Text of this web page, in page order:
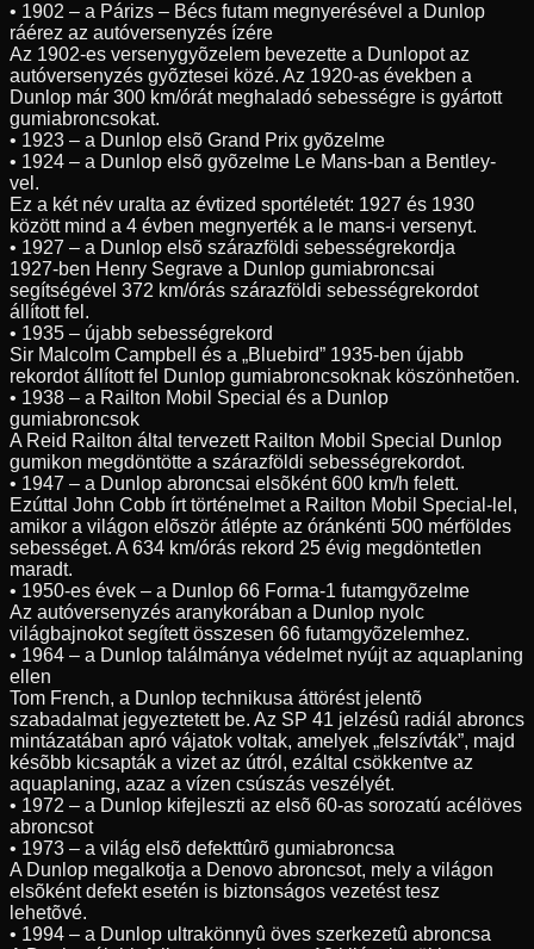
• 1902 – a Párizs – Bécs futam megnyerésével a Dunlop
ráérez az autóversenyzés ízére
Az 1902-es versenygyõzelem bevezette a Dunlopot az
autóversenyzés gyõztesei közé. Az 1920-as években a
Dunlop már 300 km/órát meghaladó sebességre is gyártott
gumiabroncsokat.
• 1923 – a Dunlop elsõ Grand Prix gyõzelme
• 1924 – a Dunlop elsõ gyõzelme Le Mans-ban a Bentley-
vel.
Ez a két név uralta az évtized sportéletét: 1927 és 1930
között mind a 4 évben megnyerték a le mans-i versenyt.
• 1927 – a Dunlop elsõ szárazföldi sebességrekordja
1927-ben Henry Segrave a Dunlop gumiabroncsai
segítségével 372 km/órás szárazföldi sebességrekordot
állított fel.
• 1935 – újabb sebességrekord
Sir Malcolm Campbell és a „Bluebird” 1935-ben újabb
rekordot állított fel Dunlop gumiabroncsoknak köszönhetõen.
• 1938 – a Railton Mobil Special és a Dunlop
gumiabroncsok
A Reid Railton által tervezett Railton Mobil Special Dunlop
gumikon megdöntötte a szárazföldi sebességrekordot.
• 1947 – a Dunlop abroncsai elsõként 600 km/h felett.
Ezúttal John Cobb írt történelmet a Railton Mobil Special-lel,
amikor a világon elõször átlépte az óránkénti 500 mérföldes
sebességet. A 634 km/órás rekord 25 évig megdöntetlen
maradt.
• 1950-es évek – a Dunlop 66 Forma-1 futamgyõzelme
Az autóversenyzés aranykorában a Dunlop nyolc
világbajnokot segített összesen 66 futamgyõzelemhez.
• 1964 – a Dunlop találmánya védelmet nyújt az aquaplaning
ellen
Tom French, a Dunlop technikusa áttörést jelentõ
szabadalmat jegyeztetett be. Az SP 41 jelzésû radiál abroncs
mintázatában apró vájatok voltak, amelyek „felszívták”, majd
késõbb kicsapták a vizet az útról, ezáltal csökkentve az
aquaplaning, azaz a vízen csúszás veszélyét.
• 1972 – a Dunlop kifejleszti az elsõ 60-as sorozatú acélöves
abroncsot
• 1973 – a világ elsõ defekttûrõ gumiabroncsa
A Dunlop megalkotja a Denovo abroncsot, mely a világon
elsõként defekt esetén is biztonságos vezetést tesz
lehetõvé.
• 1994 – a Dunlop ultrakönnyû öves szerkezetû abroncsa